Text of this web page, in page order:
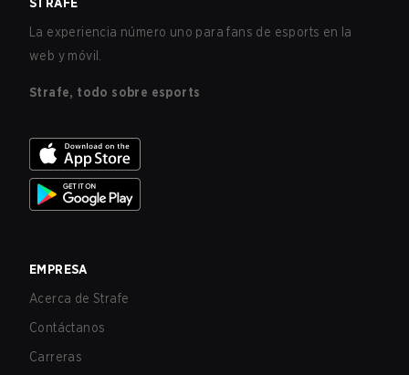
La experiencia número uno para fans de esports en la
web y móvil.
Strafe, todo sobre esports
EMPRESA
Acerca de Strafe
Contáctanos
Carreras